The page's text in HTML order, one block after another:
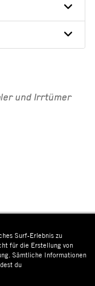
und Irrtümer
Surf-Erlebnis zu
für die Erstellung von
Sämtliche Informationen
du